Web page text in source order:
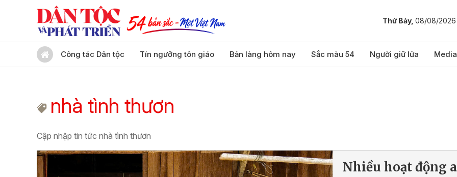
Thứ Bảy, 08/08/2026
Công tác Dân tộc Tín ngưỡng tôn giáo Bản làng hôm nay Sắc màu 54 Người giữ lửa Media
nhà tình thươn
Cập nhập tin tức nhà tình thươn
Nhiều hoạt động